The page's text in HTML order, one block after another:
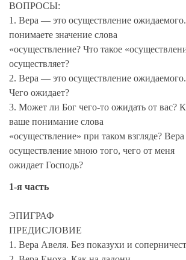
ВОПРОСЫ:
1. Вера — это осуществление
понимаете значение слова
«осуществление? Что такое
осуществляет?
2. Вера — это осуществление
Чего ожидает?
3. Может ли Бог чего-то ожидать от вас?
ваше понимание слова
«осуществление» при таком взгляде?
осуществление мною того, чего от меня
ожидает Господь?
1-я часть
ЭПИГРАФ
ПРЕДИСЛОВИЕ
1. Вера Авеля. Без показухи и